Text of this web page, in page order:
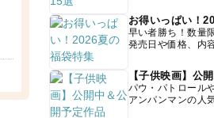
お得いっぱい！
早い者勝ち！数量
発売日や価格、内
【子供映画】公
パウ・パトロール
アンパンマンの人